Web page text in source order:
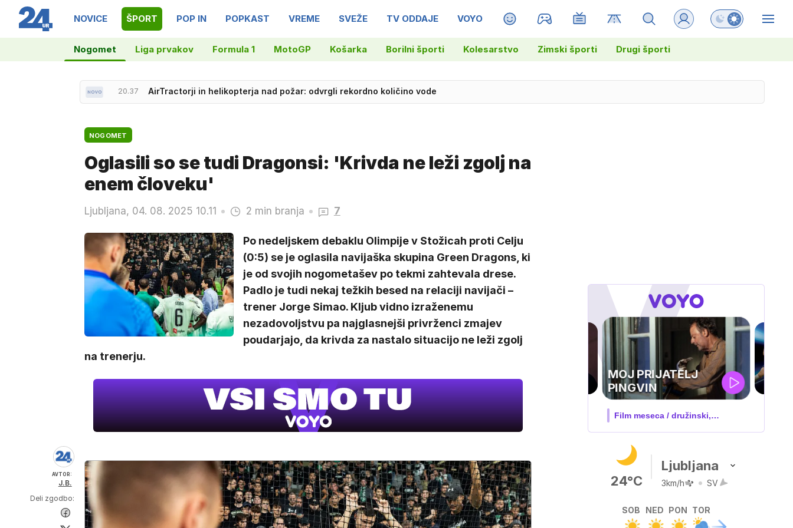
NOVICE ŠPORT POP IN POPKAST VREME SVEŽE TV ODDAJE VOYO MAGAZIN Preklopi barvni
Nogomet Liga prvakov Formula 1 MotoGP Košarka Borilni športi Kolesarstvo Zimski športi Drugi športi
20.37 AirTractorji in helikopterja nad požar: odvrgli rekordno količino vode
NOGOMET
Oglasili so se tudi Dragonsi: 'Krivda ne leži zgolj na
enem človeku'
Ljubljana, 04. 08. 2025 10.11 2 min branja 7
Po nedeljskem debaklu Olimpije v Stožicah proti Celju
(0:5) se je oglasila navijaška skupina Green Dragons, ki
je od svojih nogometašev po tekmi zahtevala drese.
Padlo je tudi nekaj težkih besed na relaciji navijači –
trener Jorge Simao. Kljub vidno izraženemu
nezadovoljstvu pa najglasnejši privrženci zmajev
poudarjajo, da krivda za nastalo situacijo ne leži zgolj
na trenerju.
AVTOR:
J.B.
Deli zgodbo:
UEFA
SUPERPOKAL
V živo na VOYO: sreda ob 20.30
24°C
Ljubljana
3km/h SV
SOB NED PON TOR